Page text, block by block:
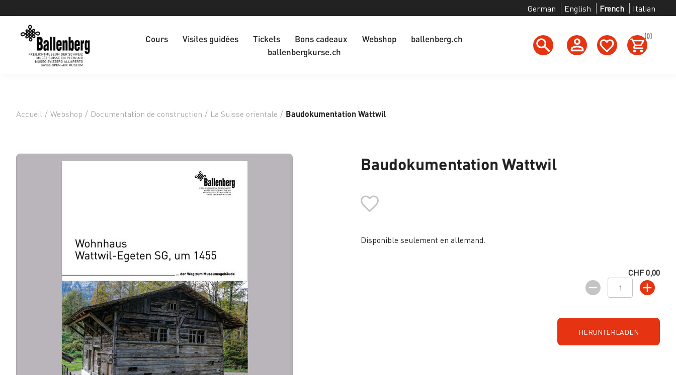
German English French Italian
Cours Visites guidées Tickets Bons cadeaux Webshop
ballenberg.ch
ballenbergkurse.ch
(0)
Accueil / Webshop / Documentation de construction / La Suisse orientale / Baudokumentation Wattwil
Baudokumentation Wattwil
Disponible seulement en allemand.
CHF 0,00
HERUNTERLADEN